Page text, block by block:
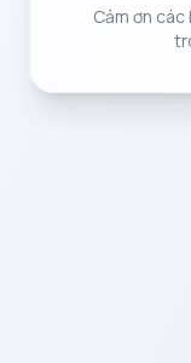
Cảm ơn